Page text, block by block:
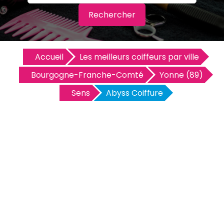
Rechercher
Accueil
Les meilleurs coiffeurs par ville
Bourgogne-Franche-Comté
Yonne (89)
Sens
Abyss Coiffure